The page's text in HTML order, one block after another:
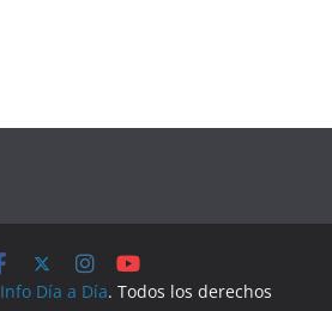
Info Día a Día. Todos los derechos